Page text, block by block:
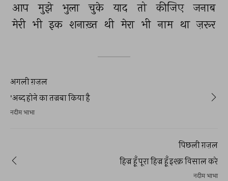
आप मुझे भुला चुके याद तो कीजिए
जनाब
मेरी भी इक शनाख़्त थी मेरा भी नाम था ज़रूर
अगली ग़ज़ल
'अब्द होने का तज्रबा किया है
नदीम भाभा
पिछली ग़ज़ल
हिज्र हूँ पूरा हिज्र हूँ इश्क़ विसाल करे
नदीम भाभा